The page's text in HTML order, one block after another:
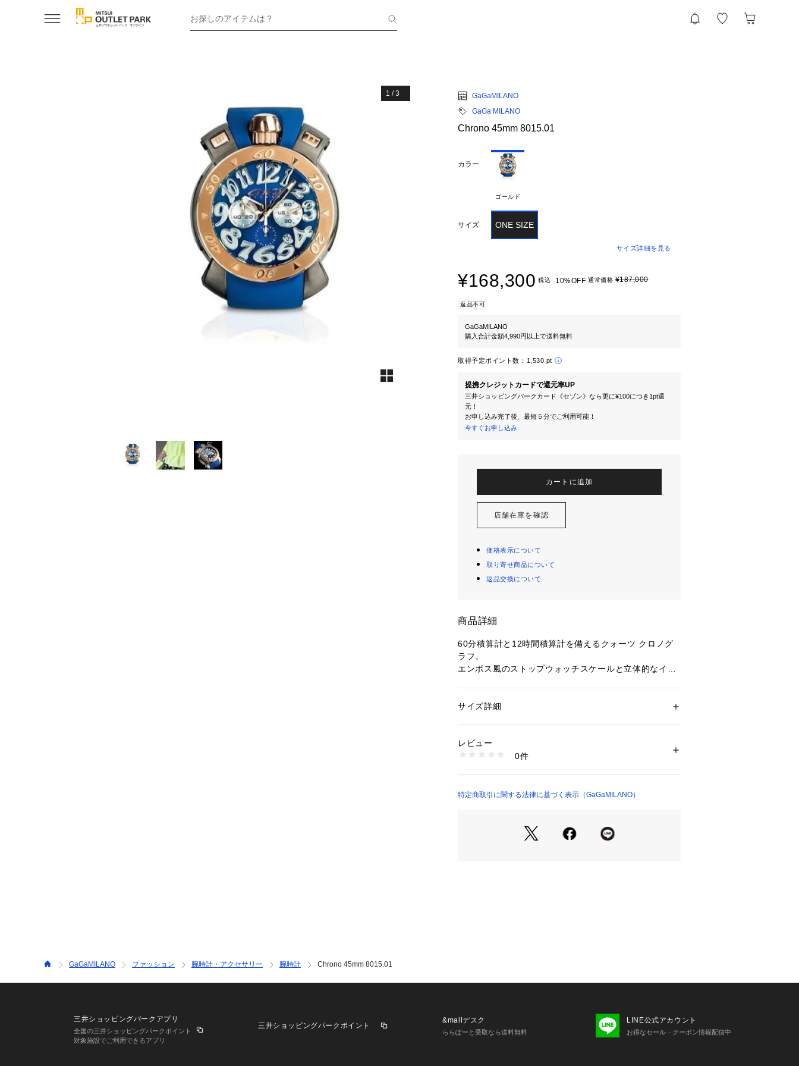
お探しのアイテムは？
1 /3
GaGaMILANO
GaGa MILANO
Chrono 45mm 8015.01
カラー
ゴールド
サイズ ONE SIZE
サイズ詳細を見る
¥168,300 税込 10%OFF 通常価格¥187,000
返品不可
GaGaMILANO
購入合計金額4,990円以上で送料無料
取得予定ポイント数： 1,530 pt
提携クレジットカードで還元率UP
三井ショッピングパークカード《セゾン》なら更に¥100につき1pt還
元！
お申し込み完了後、最短５分でご利用可能！
今すぐお申し込み
カートに追加
店舗在庫を確認
価格表示について
取り寄せ商品について
返品交換について
商品詳細
60分積算計と12時間積算計を備えるクォーツ クロノグ
ラフ。
エンボス風のストップウォッチスケールと立体的なイン
ストラップはラバーベルトでラグ一体型の「開閉式」ガ
【スペック】
■機能：時,分　クロノグラフ
■ケース：PG/GUN IPコーティング【ステンレススチー
■ケースバック：スクリュー式
■ガラス：ミネラルガラス
性別：レディース
生産国：イタリア
1090400000008
サイズ詳細
レビュー
0件
特定商取引に関する法律に基づく表示（GaGaMILANO）
GaGaMILANO ファッション 腕時計・アクセサリー 腕時計 Chrono 45mm 8015.01
三井ショッピングパークアプリ
全国の三井ショッピングパークポイント
対象施設でご利用できるアプリ
三井ショッピングパークポイント
&mallデスク
ららぽーと受取なら送料無料
LINE公式アカウント
お得なセール・クーポン情報配信中